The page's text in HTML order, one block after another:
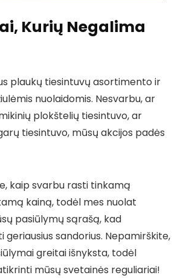
Kurių Negalima
plaukų tiesintuvų asortimento ir
nuolaidomis. Nesvarbu, ar
plokštelių tiesintuvo, ar
tiesintuvo, mūsų akcijos padės
kaip svarbu rasti tinkamą
kainą, todėl mes nuolat
pasiūlymų sąrašą, kad
sandorius. Nepamirškite,
greitai išnyksta, todėl
mūsų svetainės reguliariai!